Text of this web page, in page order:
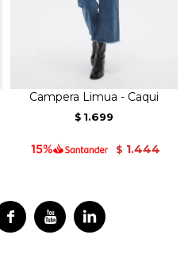
Campera Limua - Caqui
$ 1.699
$ 1.444
  